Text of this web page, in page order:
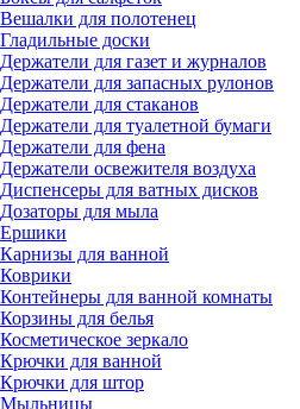
Вешалки для полотенец
Гладильные доски
Держатели для газет и журналов
Держатели для запасных рулонов
Держатели для стаканов
Держатели для туалетной бумаги
Держатели для фена
Держатели освежителя воздуха
Диспенсеры для ватных дисков
Дозаторы для мыла
Ершики
Карнизы для ванной
Коврики
Контейнеры для ванной комнаты
Корзины для белья
Косметическое зеркало
Крючки для ванной
Крючки для штор
Мыльницы